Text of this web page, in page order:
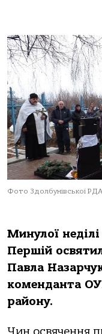
Фото Здолбунівської РДА
Минулої
Першій
Павла
коменданта
району.